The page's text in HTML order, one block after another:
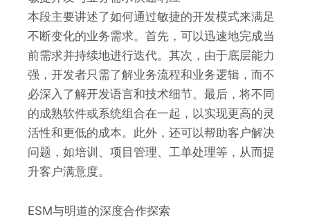
本段主要讲述了如何通过敏捷的开发模式来满足
不断变化的业务需求。首先，可以迅速地完成当
前需求并持续地进行迭代。其次，由于底层能力
强，开发者只需了解业务流程和业务逻辑，而不
必深入了解开发语言和技术细节。最后，将不同
的成熟软件或系统组合在一起，以实现更高的灵
活性和更低的成本。此外，还可以帮助客户解决
问题，如培训、项目管理、工单处理等，从而提
升客户满意度。
ESM与明道的深度合作探索